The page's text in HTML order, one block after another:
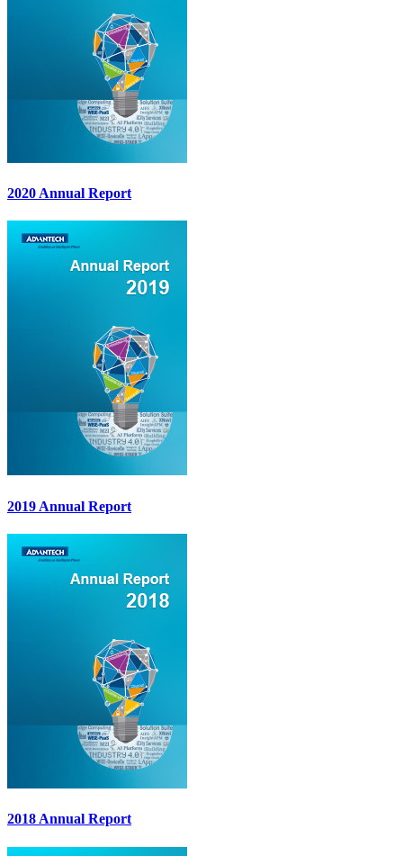
2020 Annual Report
2019 Annual Report
2018 Annual Report